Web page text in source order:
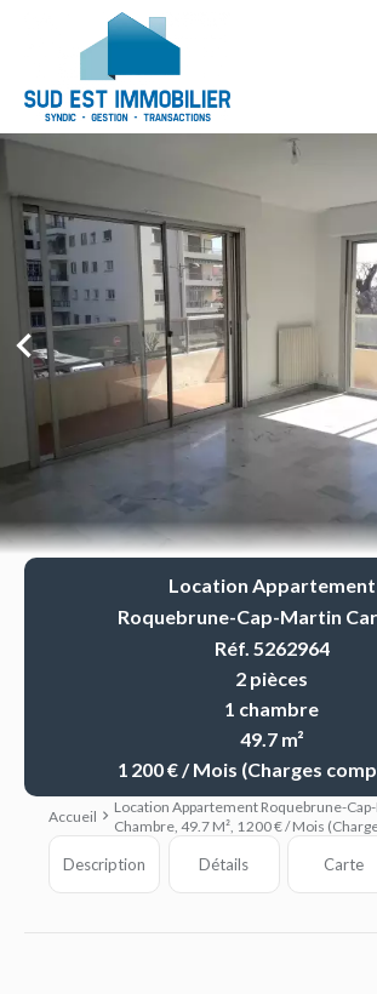
Location Appartement
Roquebrune-Cap-Martin
Réf. 5262964
2 pièces
1 chambre
49.7 m²
1 200 € / Mois (Charges
Accueil
Location Appartement Roquebrune-
Chambre, 49.7 M², 1 200 € / Mois
Description Détails Carte